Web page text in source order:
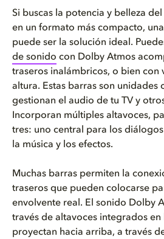
Si buscas la potencia y belleza
en un formato más compacto,
puede ser la solución ideal.
de sonido con Dolby Atmos
traseros inalámbricos, o bien con
altura. Estas barras son unidades
gestionan el audio de tu TV y
Incorporan múltiples altavoces,
tres: uno central para los
la música y los efectos.
Muchas barras permiten la
traseros que pueden colocarse
envolvente real. El sonido Dolby
través de altavoces integrados
proyectan hacia arriba, a través